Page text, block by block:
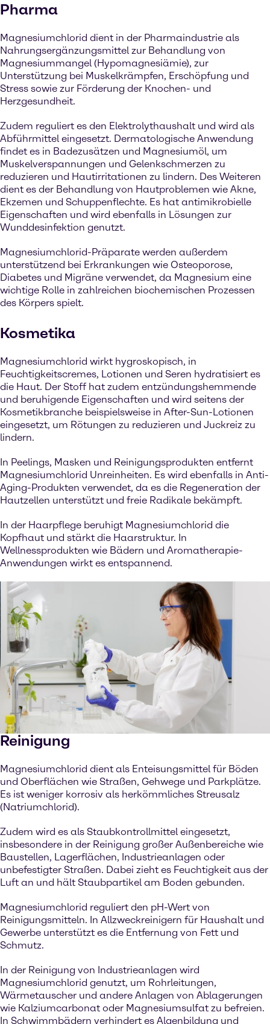
Pharma
Magnesiumchlorid dient in der Pharmaindustrie als
Nahrungsergänzungsmittel zur Behandlung von
Magnesiummangel (Hypomagnesiämie), zur
Unterstützung bei Muskelkrämpfen, Erschöpfung und
Stress sowie zur Förderung der Knochen- und
Herzgesundheit.
Zudem reguliert es den Elektrolythaushalt und wird als
Abführmittel eingesetzt. Dermatologische Anwendung
findet es in Badezusätzen und Magnesiumöl, um
Muskelverspannungen und Gelenkschmerzen zu
reduzieren und Hautirritationen zu lindern. Des Weiteren
dient es der Behandlung von Hautproblemen wie Akne,
Ekzemen und Schuppenflechte. Es hat antimikrobielle
Eigenschaften und wird ebenfalls in Lösungen zur
Wunddesinfektion genutzt.
Magnesiumchlorid-Präparate werden außerdem
unterstützend bei Erkrankungen wie Osteoporose,
Diabetes und Migräne verwendet, da Magnesium eine
wichtige Rolle in zahlreichen biochemischen Prozessen
des Körpers spielt.
Kosmetika
Magnesiumchlorid wirkt hygroskopisch, in
Feuchtigkeitscremes, Lotionen und Seren hydratisiert es
die Haut. Der Stoff hat zudem entzündungshemmende
und beruhigende Eigenschaften und wird seitens der
Kosmetikbranche beispielsweise in After-Sun-Lotionen
eingesetzt, um Rötungen zu reduzieren und Juckreiz zu
lindern.
In Peelings, Masken und Reinigungsprodukten entfernt
Magnesiumchlorid Unreinheiten. Es wird ebenfalls in Anti-
Aging-Produkten verwendet, da es die Regeneration der
Hautzellen unterstützt und freie Radikale bekämpft.
In der Haarpflege beruhigt Magnesiumchlorid die
Kopfhaut und stärkt die Haarstruktur. In
Wellnessprodukten wie Bädern und Aromatherapie-
Anwendungen wirkt es entspannend.
Reinigung
Magnesiumchlorid dient als Enteisungsmittel für Böden
und Oberflächen wie Straßen, Gehwege und Parkplätze.
Es ist weniger korrosiv als herkömmliches Streusalz
(Natriumchlorid).
Zudem wird es als Staubkontrollmittel eingesetzt,
insbesondere in der Reinigung großer Außenbereiche wie
Baustellen, Lagerflächen, Industrieanlagen oder
unbefestigter Straßen. Dabei zieht es Feuchtigkeit aus der
Luft an und hält Staubpartikel am Boden gebunden.
Magnesiumchlorid reguliert den pH-Wert von
Reinigungsmitteln. In Allzweckreinigern für Haushalt und
Gewerbe unterstützt es die Entfernung von Fett und
Schmutz.
In der Reinigung von Industrieanlagen wird
Magnesiumchlorid genutzt, um Rohrleitungen,
Wärmetauscher und andere Anlagen von Ablagerungen
wie Kalziumcarbonat oder Magnesiumsulfat zu befreien.
In Schwimmbädern verhindert es Algenbildung und